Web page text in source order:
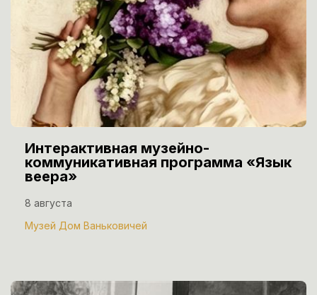
Интерактивная музейно-
коммуникативная программа «Язык
веера»
8 августа
Музей Дом Ваньковичей